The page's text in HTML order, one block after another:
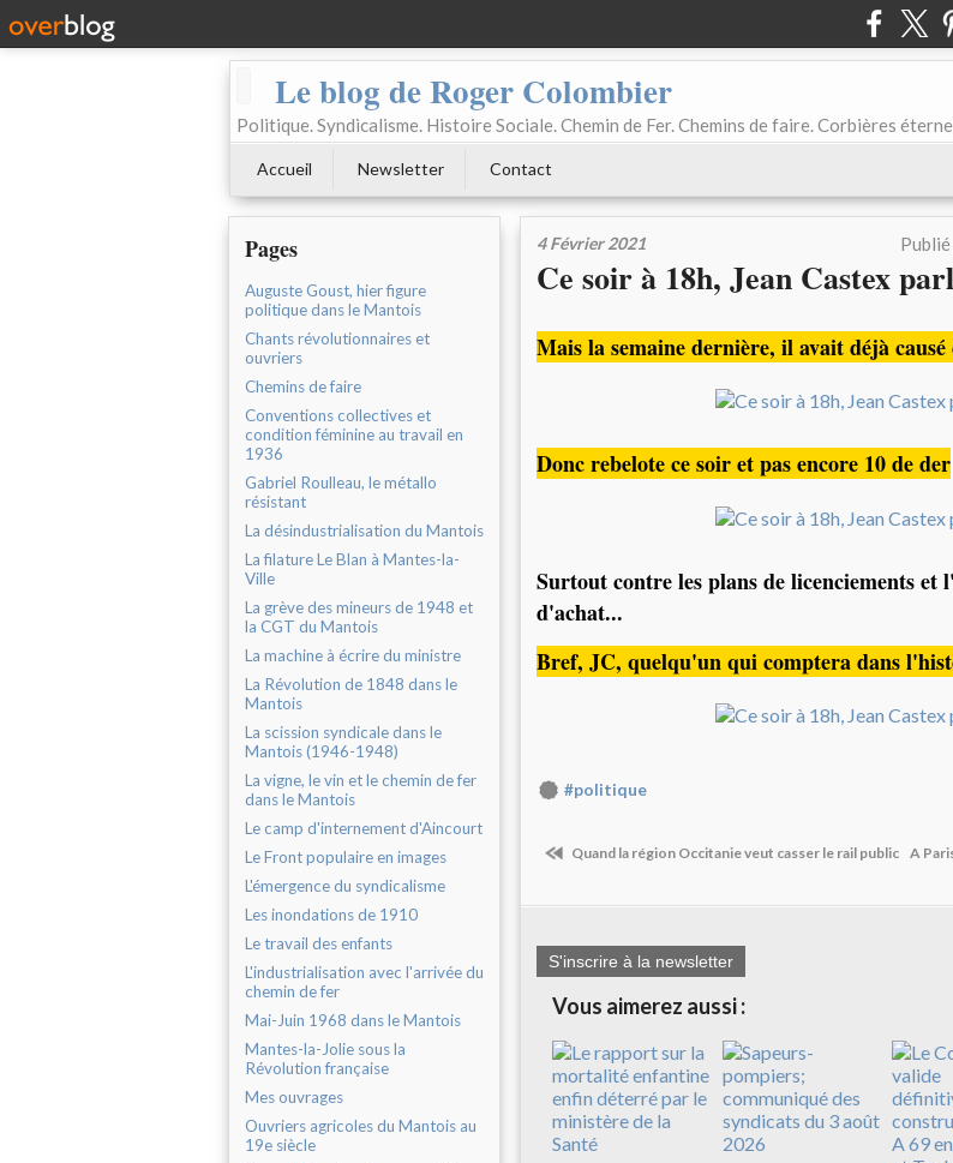
Le blog de Roger Colombier
Politique. Syndicalisme. Histoire Sociale. Chemin de Fer. Chemins de faire. Corbières
Accueil Newsletter Contact
Pages
Auguste Goust, hier figure
politique dans le Mantois
Chants révolutionnaires et
ouvriers
Chemins de faire
Conventions collectives et
condition féminine au travail en
1936
Gabriel Roulleau, le métallo
résistant
La désindustrialisation du Mantois
La filature Le Blan à Mantes-la-
Ville
La grève des mineurs de 1948 et
la CGT du Mantois
La machine à écrire du ministre
La Révolution de 1848 dans le
Mantois
La scission syndicale dans le
Mantois (1946-1948)
La vigne, le vin et le chemin de fer
dans le Mantois
Le camp d'internement d'Aincourt
Le Front populaire en images
L'émergence du syndicalisme
Les inondations de 1910
Le travail des enfants
L'industrialisation avec l'arrivée du
chemin de fer
Mai-Juin 1968 dans le Mantois
Mantes-la-Jolie sous la
Révolution française
Mes ouvrages
Ouvriers agricoles du Mantois au
19e siècle
4 Février 2021
Ce soir à 18h, Jean Castex
Mais la semaine dernière, il avait déjà causé
Donc rebelote ce soir et pas encore 10 de der
Surtout contre les plans de licenciements
d'achat...
Bref, JC, quelqu'un qui comptera dans
#politique
Quand la région Occitanie veut casser le rail public A
S'inscrire à la newsletter
Vous aimerez aussi :